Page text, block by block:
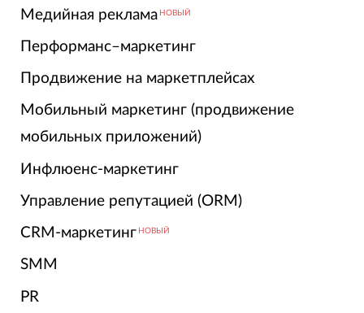
Медийная реклама НОВЫЙ
Перформанс–маркетинг
Продвижение на маркетплейсах
Мобильный маркетинг (продвижение
мобильных приложений)
Инфлюенс-маркетинг
Управление репутацией (ORM)
CRM-маркетинг НОВЫЙ
SMM
PR